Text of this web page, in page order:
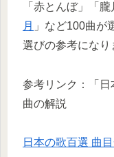
「赤とんぼ」「
月 」など100曲が
選びの参考になり
参考リンク：「
曲の解説
日本の歌百選 曲